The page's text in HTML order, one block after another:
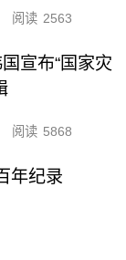
阅读 2563
宣布“国家灾
阅读 5868
年纪录